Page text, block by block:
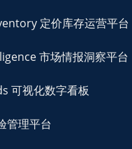
定价库存运营平台
市场情报洞察平台
可视化数字看板
管理平台